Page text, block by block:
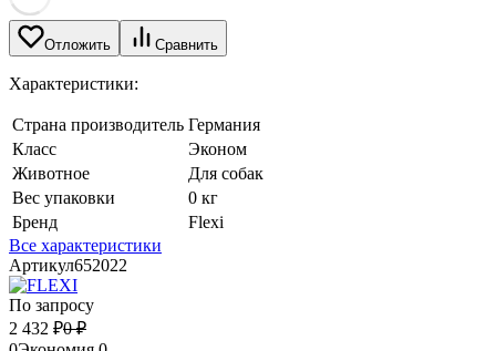
Отложить Сравнить
Характеристики:
Страна производитель Германия
Класс
Эконом
Животное
Для собак
Вес упаковки
0 кг
Бренд
Flexi
Все характеристики
Артикул652022
По запросу
2 432 ₽0 ₽